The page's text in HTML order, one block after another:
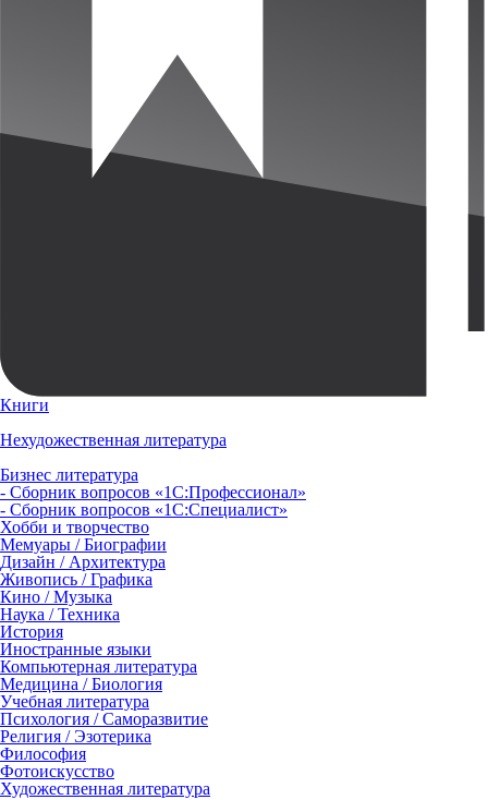
Книги
Нехудожественная литература
Бизнес литература
- Сборник вопросов «1С:Профессионал»
- Сборник вопросов «1С:Специалист»
Хобби и творчество
Мемуары / Биографии
Дизайн / Архитектура
Живопись / Графика
Кино / Музыка
Наука / Техника
История
Иностранные языки
Компьютерная литература
Медицина / Биология
Учебная литература
Психология / Саморазвитие
Религия / Эзотерика
Философия
Фотоискусство
Художественная литература